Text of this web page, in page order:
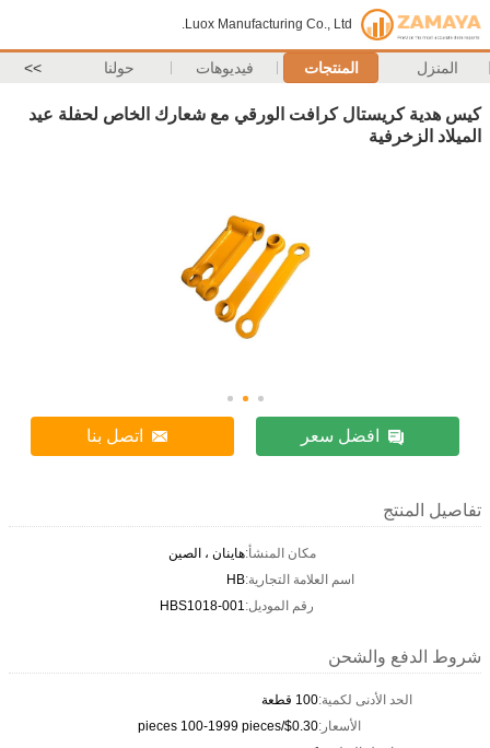
Luox Manufacturing Co., Ltd.
المنزل المنتجات فيديوهات حولنا >>
كيس هدية كريستال كرافت الورقي مع شعارك الخاص لحفلة عيد
الميلاد الزخرفية
افضل سعر اتصل بنا
تفاصيل المنتج
مكان المنشأ:هاينان ، الصين
اسم العلامة التجارية:HB
رقم الموديل:HBS1018-001
شروط الدفع والشحن
الحد الأدنى لكمية:100 قطعة
الأسعار:$0.30/pieces 100-1999 pieces